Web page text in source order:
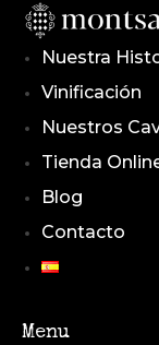
Nuestra
Vinificación
Nuestros
Tienda
Blog
Contacto
Menu